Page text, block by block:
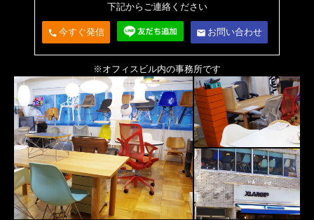
下記からご連絡ください
call 今すぐ発信 email お問い合わせ
※オフィスビル内の事務所です